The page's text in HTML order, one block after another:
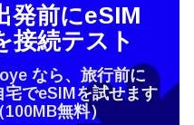
発前にeSIM
接続テスト
なら、旅行前に
宅でeSIMを試せます
100MB無料）